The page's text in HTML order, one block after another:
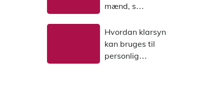
mænd, s…
Hvordan klarsyn
kan bruges til
personlig…